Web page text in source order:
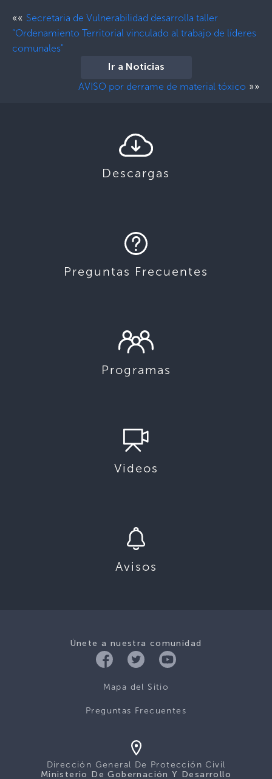
«« Secretaria de Vulnerabilidad desarrolla taller
“Ordenamiento Territorial vinculado al trabajo de líderes
comunales"
Ir a Noticias
AVISO por derrame de material tóxico »»
Descargas
Preguntas Frecuentes
Programas
Videos
Avisos
Únete a nuestra comunidad
Mapa del Sitio
Preguntas Frecuentes
Dirección General De Protección Civil
Ministerio De Gobernación Y Desarrollo